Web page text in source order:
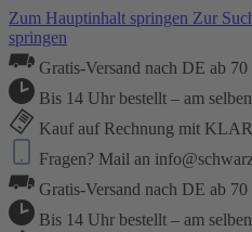
Zum Hauptinhalt springen Zur
springen
Gratis-Versand nach DE ab 70
Bis 14 Uhr bestellt – am
Kauf auf Rechnung mit
Fragen? Mail an
Gratis-Versand nach DE ab 70
Bis 14 Uhr bestellt – am